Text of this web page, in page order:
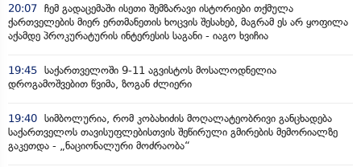
20:07 ჩემ გადაცემაში ისეთი შემზარავი ისტორიები თქმულა
ქართველების მიერ ერთმანეთის ხოცვის შესახებ, მაგრამ ეს არ ყოფილა
აქამდე პროკურატურის ინტერესის საგანი - იაგო ხვიჩია
19:45 საქართველოში 9-11 აგვისტოს მოსალოდნელია
დროგამოშვებით წვიმა, ზოგან ძლიერი
19:40 სიმბოლურია, რომ კობახიძის მოღალატეობრივი განცხადება
საქართველოს თავისუფლებისთვის შეწირული გმირების მემორიალზე
გაკეთდა - „ნაციონალური მოძრაობა“